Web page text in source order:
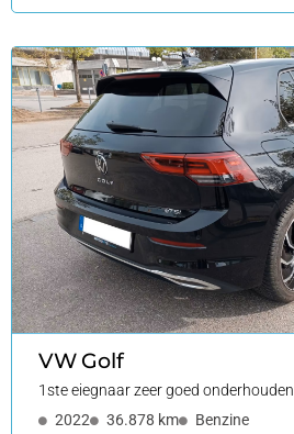
VW Golf
1ste eiegnaar zeer goed onderhouden
2022
36.878 km Benzine